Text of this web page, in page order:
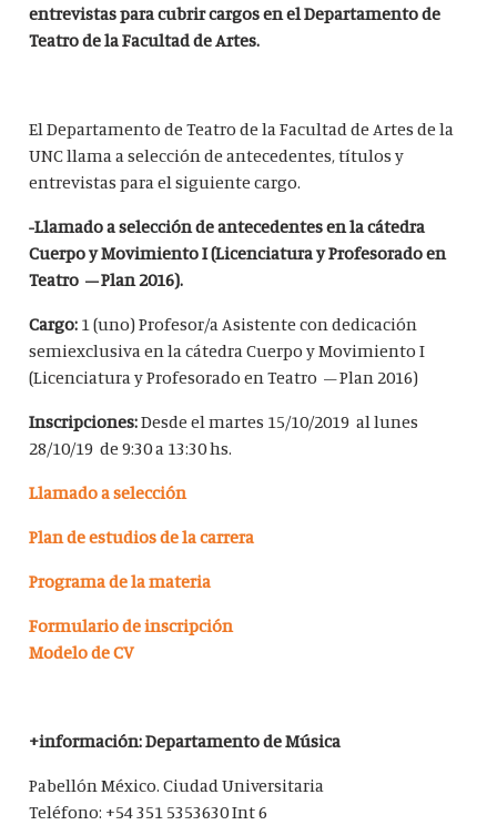
entrevistas para cubrir cargos en el Departamento de
Teatro de la Facultad de Artes.
El Departamento de Teatro de la Facultad de Artes de la
UNC llama a selección de antecedentes, títulos y
entrevistas para el siguiente cargo.
-Llamado a selección de antecedentes en la cátedra
Cuerpo y Movimiento I (Licenciatura y Profesorado en
Teatro – Plan 2016).
Cargo: 1 (uno) Profesor/a Asistente con dedicación
semiexclusiva en la cátedra Cuerpo y Movimiento I
(Licenciatura y Profesorado en Teatro – Plan 2016)
Inscripciones:Desde el martes 15/10/2019 al lunes
28/10/19 de 9:30 a 13:30 hs.
Llamado a selección
Plan de estudios de la carrera
Programa de la materia
Formulario de inscripción
Modelo de CV
+información: Departamento de Música
Pabellón México. Ciudad Universitaria
Teléfono: +54 351 5353630 Int 6